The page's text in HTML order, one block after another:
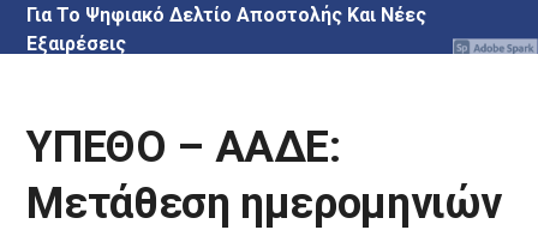
Για Το Ψηφιακό Δελτίο Αποστολής Και Νέες
Εξαιρέσεις
ΥΠΕΘΟ – ΑΑΔΕ:
Μετάθεση ημερομηνιών